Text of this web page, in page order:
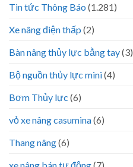
Tin tức Thông Báo (1.281)
Xe nâng điện thấp (2)
Bàn nâng thủy lực bằng tay(3)
Bộ nguồn thủy lực mini(4)
Bơm Thủy lực (6)
vỏ xe nâng casumina(6)
Thang nâng(6)
xe nâng bán tự động(7)